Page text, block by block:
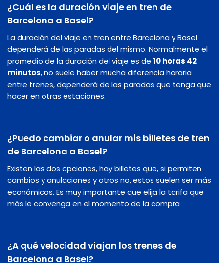
¿Cuál es la duración viaje en tren de
Barcelona a Basel?
La duración del viaje en tren entre Barcelona y Basel
dependerá de las paradas del mismo. Normalmente el
promedio de la duración del viaje es de 10 horas 42
minutos, no suele haber mucha diferencia horaria
entre trenes, dependerá de las paradas que tenga que
hacer en otras estaciones.
¿Puedo cambiar o anular mis billetes de tren
de Barcelona a Basel?
Existen las dos opciones, hay billetes que, si permiten
cambios y anulaciones y otros no, estos suelen ser más
económicos. Es muy importante que elija la tarifa que
más le convenga en el momento de la compra
¿A qué velocidad viajan los trenes de
Barcelona a Basel?